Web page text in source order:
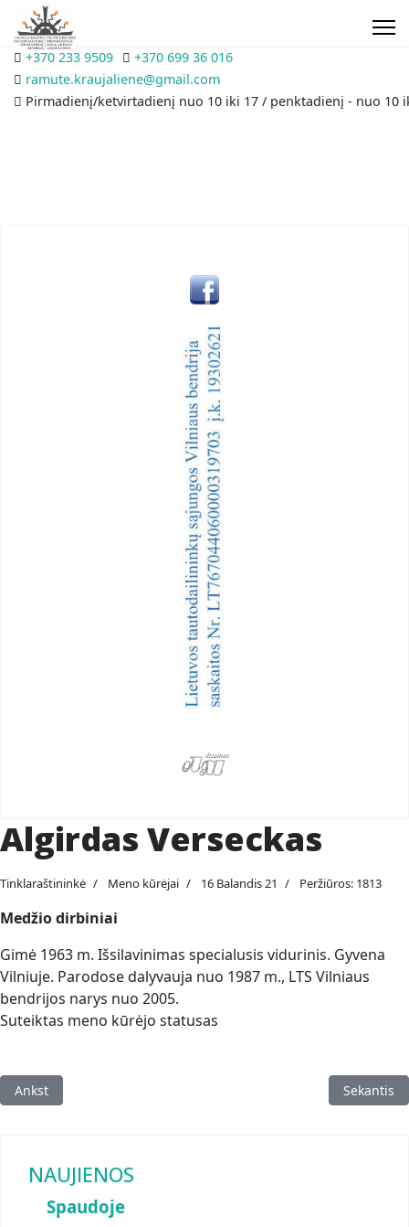
+370 233 9509
+370 699 36 016
ramute.kraujaliene@gmail.com
Pirmadienį/ketvirtadienį nuo 10 iki 17 / penktadienį - nuo 10
Algirdas Verseckas
Tinklaraštininkė Meno kūrėjai 16 Balandis 21 Peržiūros: 1813
Medžio dirbiniai
Gimė 1963 m. Išsilavinimas specialusis vidurinis. Gyvena
Vilniuje. Parodose dalyvauja nuo 1987 m., LTS Vilniaus
bendrijos narys nuo 2005.
Suteiktas meno kūrėjo statusas
Ankstesnis straipsnis: Vitas Vasiliauskas
Ankst Kitas
Sekantis
NAUJIENOS
Spaudoje